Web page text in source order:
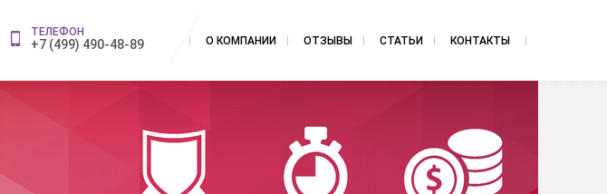
ТЕЛЕФОН
+7 (499) 490-48-89 О КОМПАНИИ ОТЗЫВЫ СТАТЬИ КОНТАКТЫ